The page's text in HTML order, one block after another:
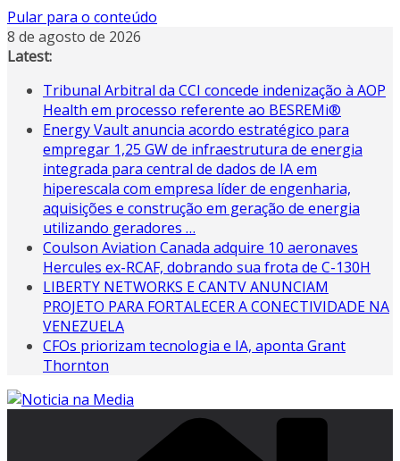
Pular para o conteúdo
8 de agosto de 2026
Latest:
Tribunal Arbitral da CCI concede indenização à AOP
Health em processo referente ao BESREMi®
Energy Vault anuncia acordo estratégico para
empregar 1,25 GW de infraestrutura de energia
integrada para central de dados de IA em
hiperescala com empresa líder de engenharia,
aquisições e construção em geração de energia
utilizando geradores …
Coulson Aviation Canada adquire 10 aeronaves
Hercules ex-RCAF, dobrando sua frota de C-130H
LIBERTY NETWORKS E CANTV ANUNCIAM
PROJETO PARA FORTALECER A CONECTIVIDADE NA
VENEZUELA
CFOs priorizam tecnologia e IA, aponta Grant
Thornton